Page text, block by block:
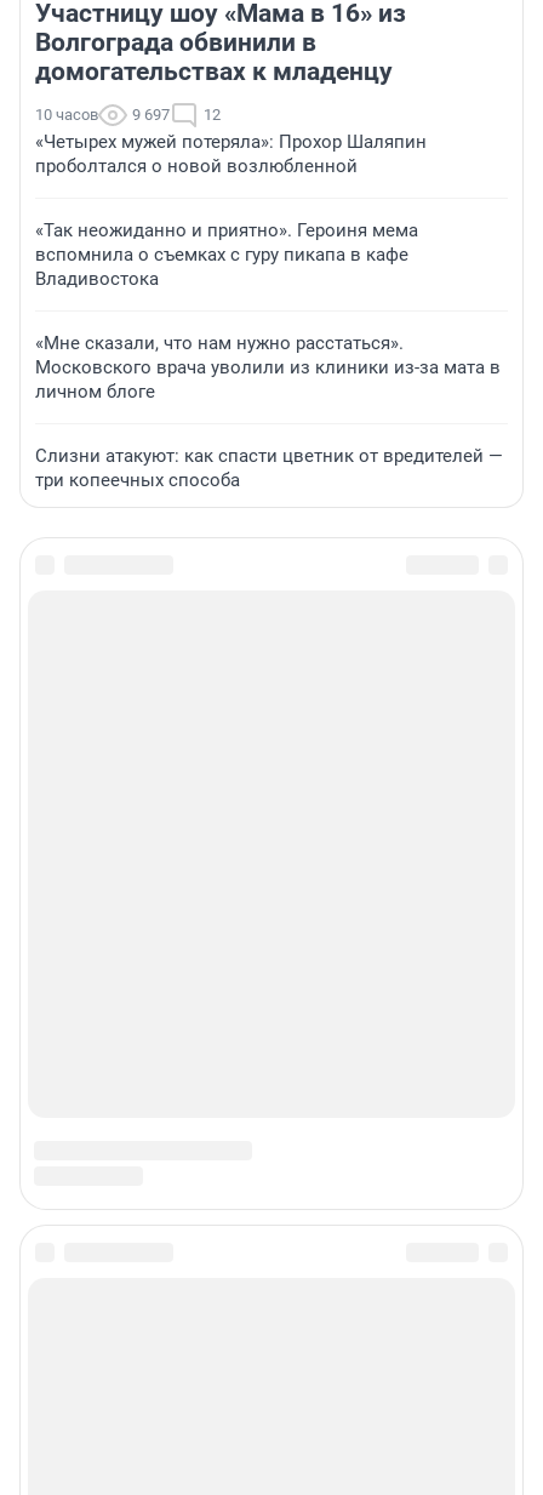
Участницу шоу «Мама в 16» из
Волгограда обвинили в
домогательствах к младенцу
10 часов 9 697 12
«Четырех мужей потеряла»: Прохор Шаляпин
проболтался о новой возлюбленной
«Так неожиданно и приятно». Героиня мема
вспомнила о съемках с гуру пикапа в кафе
Владивостока
«Мне сказали, что нам нужно расстаться».
Московского врача уволили из клиники из-за мата в
личном блоге
Слизни атакуют: как спасти цветник от вредителей —
три копеечных способа